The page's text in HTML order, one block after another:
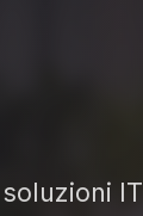
IT